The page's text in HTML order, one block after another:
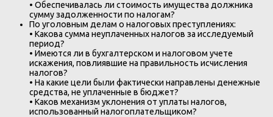
• Обеспечивалась ли стоимость имущества должника
сумму задолженности по налогам?
По уголовным делам о налоговых преступлениях:
• Какова сумма неуплаченных налогов за исследуемый
период?
• Имеются ли в бухгалтерском и налоговом учете
искажения, повлиявшие на правильность исчисления
налогов?
• На какие цели были фактически направлены денежные
средства, не уплаченные в бюджет?
• Каков механизм уклонения от уплаты налогов,
использованный налогоплательщиком?